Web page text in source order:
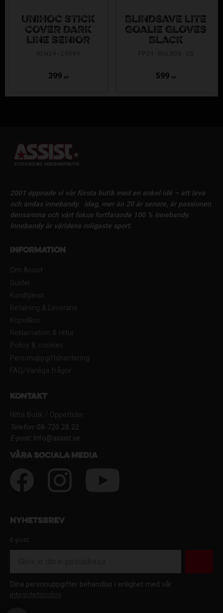
UNIHOC STICK
COVER DARK
LINE SENIOR
399 KR
BLINDSAVE LITE
GOALIE GLOVES
BLACK
599 KR
2001 öppnade vi vår första butik med en enkel idé – att leva
och andas innebandy.
Idag, mer än 20 år senare, är passionen
densamma och vårt fokus fortfarande 100 % innebandy.
Innebandy är världens roligaste sport.
Information
Om Assist
Guider
Kundtjänst
Betalning & Leverans
Köpvillkor
Reklamation & retur
Policy & cookies
Personuppgiftshantering
FAQ/Vanliga frågor
Kontakt
Hitta Butik / Öppettider
Telefon:08-720 28 22
E-post:Info@assist.se
Våra sociala media
Nyhetsbrev
E-post
Dina personuppgifter behandlas i enlighet med vår
integritetspolicy.